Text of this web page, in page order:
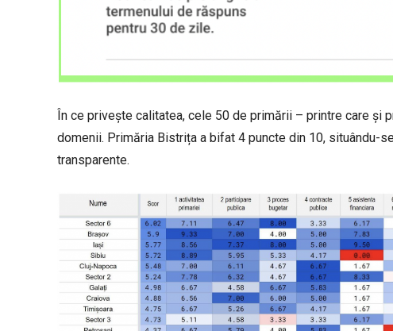
În ce privește calitatea, cele 50 de primării – printre care și
domenii. Primăria Bistrița a bifat 4 puncte din 10, situându-
transparente.